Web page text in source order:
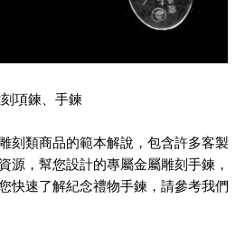
項鍊、手鍊
刻類商品的範本解說，包含許多客製
源，幫您設計的專屬金屬雕刻手鍊，
快速了解紀念禮物手鍊，請參考我們